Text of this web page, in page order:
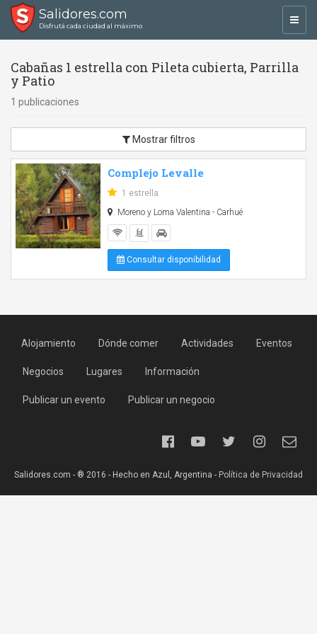
Salidores.com
Disfrutá cada ciudad al máximo
Cabañas 1 estrella con Pileta cubierta, Parrilla
y Patio
1 publicaciones
Mostrar filtros
Complejo Levalle
1 estrella
Moreno y Loma Valentina - Carhué
Consultar disponibilidad
Alojamiento Dónde comer Actividades Eventos
Negocios Lugares Información
Publicar un evento Publicar un negocio
Salidores.com - ® 2016 - Hecho en Azul, Argentina - Política de Privacidad